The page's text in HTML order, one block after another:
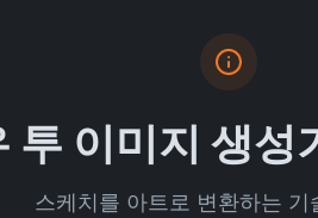
투 이미지 생성
스케치를 아트로 변환하는 기